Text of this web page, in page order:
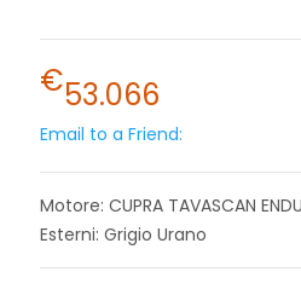
€53.066
Email to a Friend:
Motore: CUPRA TAVASCAN
Esterni: Grigio Urano